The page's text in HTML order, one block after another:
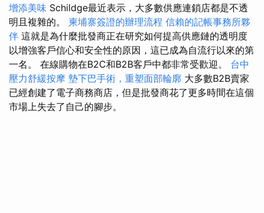
增添美味 Schildge最近表示，大多數供應連鎖店都是不透
明且複雜的。 柬埔寨簽證的辦理流程 信賴的記帳事務所夥
伴 這就是為什麼批發商正在研究如何提高供應鏈的透明度
以增強客戶信心和安全性的原因，這已成為自流行以來的第
一名。 在線購物在B2C和B2B客戶中都非常受歡迎。 台中
壓力舒緩按摩 墊下巴手術，重塑面部輪廓 大多數B2B賣家
已經創建了電子商務商店，但是批發商花了更多時間在這個
市場上失去了自己的腳步。